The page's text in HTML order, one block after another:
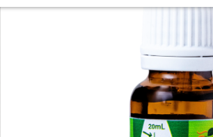
essenciais para o funcionamento
website.